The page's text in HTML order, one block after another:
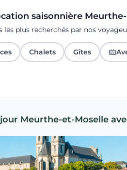
saisonnière
les plus recherchés par nos
Chalets Gîtes
Meurthe-et-Moselle